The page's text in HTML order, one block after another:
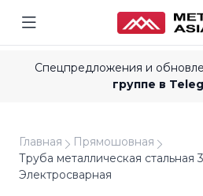
Спецпредложения и
группе в
Главная
Прямошовная
Труба металлическая стальная
Электросварная